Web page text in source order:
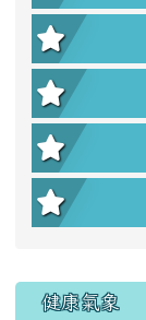
右邊區域
健康氣象